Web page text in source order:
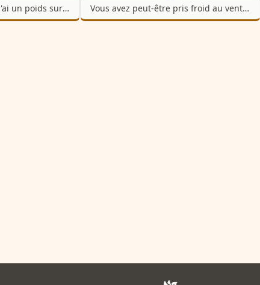
Vous aurez beau dire j'ai un poids sur le bide Vous avez peut-être pris froid au ventre